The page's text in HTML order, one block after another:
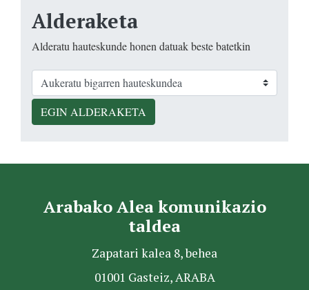
Alderaketa
Alderatu hauteskunde honen datuak beste batetkin
EGIN ALDERAKETA
Arabako Alea komunikazio
taldea
Zapatari kalea 8, behea
01001 Gasteiz, ARABA